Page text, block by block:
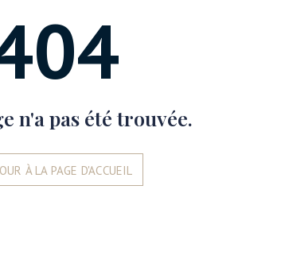
n'a pas été trouvée.
À LA PAGE D'ACCUEIL